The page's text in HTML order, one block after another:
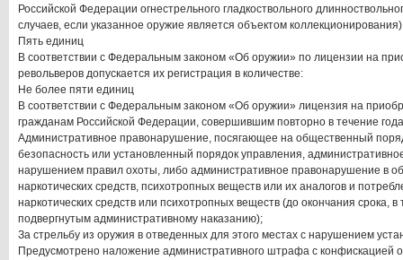
Российской Федерации огнестрельного гладкоствольного
случаев, если указанное оружие является объектом
Пять единиц
В соответствии с Федеральным законом «Об оружии» по лицензии на
револьверов допускается их регистрация в количестве:
Не более пяти единиц
В соответствии с Федеральным законом «Об оружии» лицензия на
гражданам Российской Федерации, совершившим повторно в течение
Административное правонарушение, посягающее на общественный
безопасность или установленный порядок управления,
нарушением правил охоты, либо административное правонарушение в
наркотических средств, психотропных веществ или их аналогов и
наркотических средств или психотропных веществ (до окончания срока, в
подвергнутым административному наказанию);
За стрельбу из оружия в отведенных для этого местах с нарушением
Предусмотрено наложение административного штрафа с конфискацией